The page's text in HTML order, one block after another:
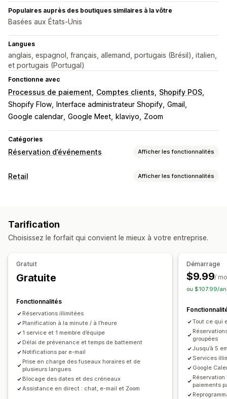
Populaires auprès des boutiques similaires à la vôtre
Basées aux États-Unis
Langues
anglais, espagnol, français, allemand, portugais (Brésil), italien,
et portugais (Portugal)
Fonctionne avec
Processus de paiement Comptes clients
Shopify POS
Shopify Flow
Interface administrateur Shopify Gmail
Google calendar Google Meet klaviyo Zoom
Catégories
Réservation d’événements Afficher les fonctionnalités
Type d’événement
Gestion des réservations
Calendrier
Planification
Créneaux horaires
Annuler des réservations
Émission de tickets
Enregistrement à un événement
Mises à jour en temps réel
Notifications par e-mail
Multi-sites Paiements Gestion des employés
Personnalisation
Pages de réservation
Widget de calendrier
Tickets personnalisés Formulaires personnalisés
Notifications personnalisées
CSS personnalisées
Retail Afficher les fonctionnalités
Gestion des employés
Planification
Tarification
Choisissez le forfait qui convient le mieux à votre entreprise.
Gratuit
Gratuite
Fonctionnalités
Réservations illimitées
Planification à la minute / à l’heure
1 service et 1 membre d’équipe
Délai de prévenance et temps de battement
Notifications par e-mail
Prise en charge des fuseaux horaires et de
plusieurs langues
Blocage des dates et des créneaux
Assistance en direct : chat, e-mail et Zoom
Démarrage
$9.99/
ou $107.99/
Tout ce qui
groupées
Jusqu’à 5
Services
Google
paiements